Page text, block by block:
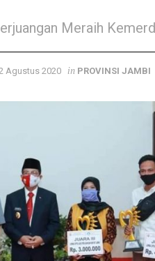
Meraih
Agustus 2020 in PROVINSI JAMBI